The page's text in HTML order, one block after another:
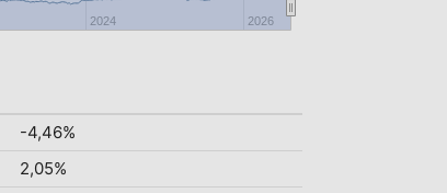
2024 2026
-4,46%
2,05%